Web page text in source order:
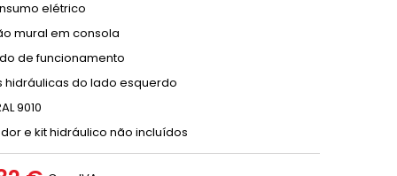
elétrico
mural em consola
de funcionamento
hidráulicas do lado esquerdo
9010
e kit hidráulico não incluídos